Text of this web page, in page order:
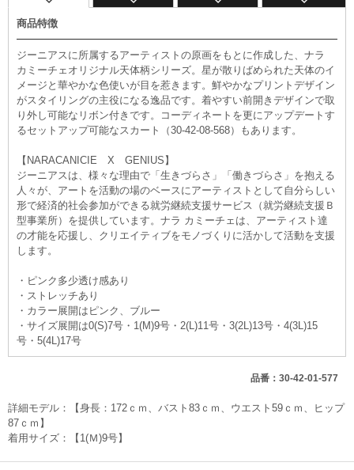
商品特徴
ジーニアスに所属するアーティストの原画をもとに作成した、ナラ
カミーチェオリジナル天体柄シリーズ。星が散りばめられた天体のイ
メージと華やかな色使いが目を惹きます。鮮やかなプリントデザイン
がスタイリングの主役になる逸品です。着やすい前開きデザインで取
り外し可能なリボン付きです。コーディネートを更にアップデートす
るセットアップ可能なスカート（30-42-08-568）もあります。
【NARACANICIE X GENIUS】
ジーニアスは、様々な理由で「生きづらさ」「働きづらさ」を抱える
人々が、アートを活動の場のベースにアーティストとして自分らしい
形で経済的社会参加ができる就労継続支援サービス（就労継続支援Ｂ
型事業所）を提供しています。ナラ カミーチェは、アーティスト達
の才能を応援し、クリエイティブをモノづくりに活かして活動を支援
します。
・ピンク多少透け感あり
・ストレッチあり
・カラー展開はピンク、ブルー
・サイズ展開は0(S)7号・1(M)9号・2(L)11号・3(2L)13号・4(3L)15
号・5(4L)17号
品番：30-42-01-577
詳細モデル：【身長：172ｃｍ、バスト83ｃｍ、ウエスト59ｃｍ、ヒップ
87ｃｍ】
着用サイズ：【1(Ｍ)9号】